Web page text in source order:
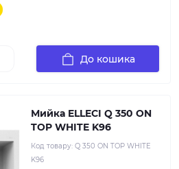
До кошика
Мийка ELLECI Q 350 ON
TOP WHITE K96
Код товару: Q 350 ON TOP WHITE
K96